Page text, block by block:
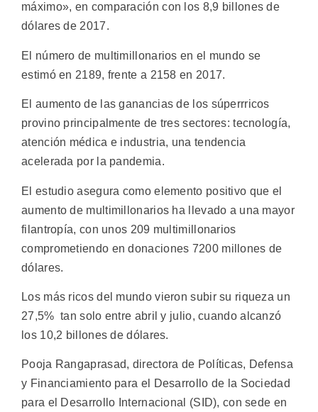
máximo», en comparación con los 8,9 billones de
dólares de 2017.
El número de multimillonarios en el mundo se
estimó en 2189, frente a 2158 en 2017.
El aumento de las ganancias de los súperrricos
provino principalmente de tres sectores: tecnología,
atención médica e industria, una tendencia
acelerada por la pandemia.
El estudio asegura como elemento positivo que el
aumento de multimillonarios ha llevado a una mayor
filantropía, con unos 209 multimillonarios
comprometiendo en donaciones 7200 millones de
dólares.
Los más ricos del mundo vieron subir su riqueza un
27,5% tan solo entre abril y julio, cuando alcanzó
los 10,2 billones de dólares.
Pooja Rangaprasad, directora de Políticas, Defensa
y Financiamiento para el Desarrollo de la Sociedad
para el Desarrollo Internacional (SID), con sede en